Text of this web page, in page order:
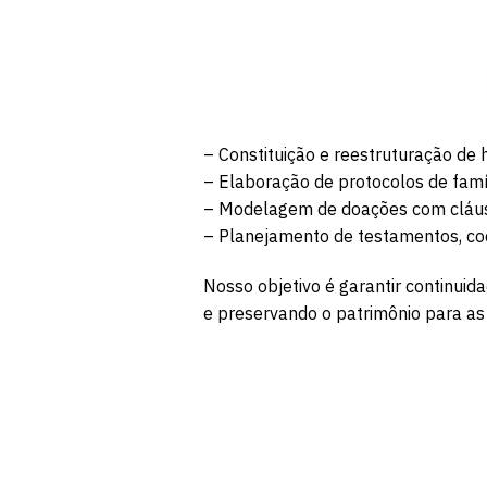
– Constituição e reestruturação de
– Elaboração de protocolos de
– Modelagem de doações com
– Planejamento de testamentos,
Nosso objetivo é garantir
e preservando o patrimônio para